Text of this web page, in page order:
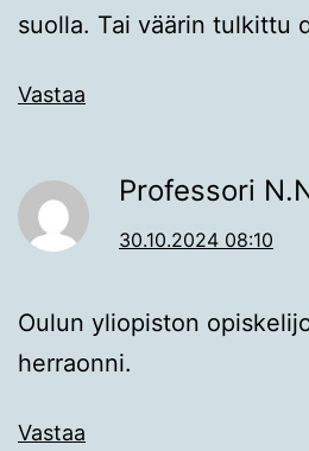
suolla. Tai väärin tulkittu
Vastaa
Professori
30.10.2024 08:10
Oulun yliopiston
herraonni.
Vastaa